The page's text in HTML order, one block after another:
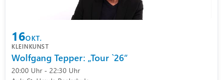
16OKT.
KLEINKUNST
Wolfgang Tepper: „Tour `26“
20:00 Uhr - 22:30 Uhr